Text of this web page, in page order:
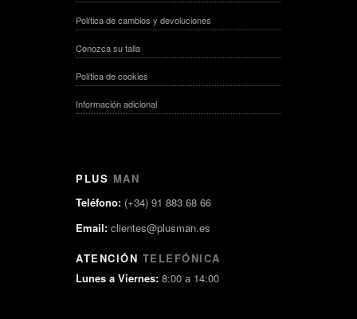
Política de cambios y devoluciones
Conozca su talla
Política de cookies
Información adicional
PLUS MAN
Teléfono: (+34) 91 883 68 66
Email: clientes@plusman.es
ATENCIÓN TELEFÓNICA
Lunes a Viernes: 8:00 a 14:00